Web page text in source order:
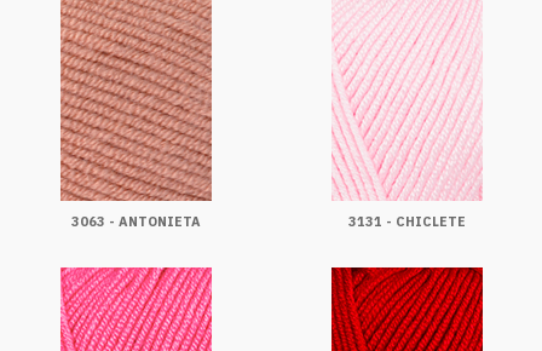
3063 - ANTONIETA 3131 - CHICLETE